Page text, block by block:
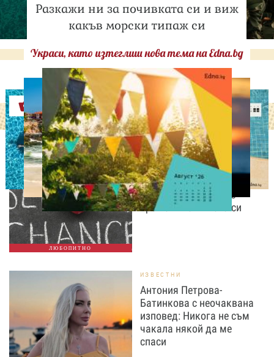
Разкажи ни за почивката си и виж
какъв морски типаж си
Украси, като изтеглиш нова тема на Edna.bg
Оферти
ЛЮБОПИТНО
ЛЮБОПИТНО
Август е месецът на
вторите шансове: Защо
точно сега най-често
променяме живота си
ИЗВЕСТНИ
Антония Петрова-
Батинкова с неочаквана
изповед: Никога не съм
чакала някой да ме
спаси